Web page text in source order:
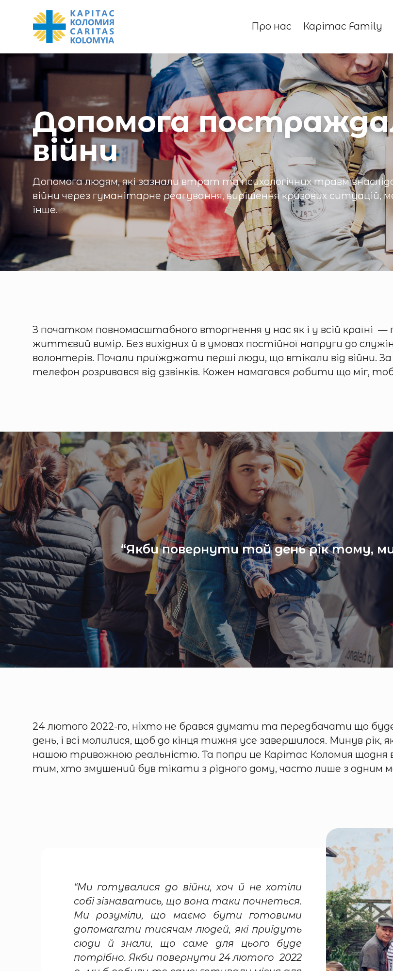
Про нас Карітас Family
Допомога
війни
Допомога людям, які зазнали втрат та психологічних травм
війни через гуманітарне реагування, вирішення кризових
інше.
З початком повномасштабного вторгнення у нас як і у всій країні —
життєвий вимір. Без вихідних й в умовах постійної напруги до
волонтерів. Почали приїжджати перші люди, що втікали від війни. За
телефон розривався від дзвінків. Кожен намагався робити що міг,
“Якби повернути той день рік тому,
24 лютого 2022-го, ніхто не брався думати та передбачати що буде
день, і всі молилися, щоб до кінця тижня усе завершилося. Минув рік,
нашою тривожною реальністю. Та попри це Карітас Коломия щодня
тим, хто змушений був тікати з рідного дому, часто лише з одним
“Ми готувалися до війни, хоч й не хотіли
собі зізнаватись, що вона таки почнеться.
Ми розуміли, що маємо бути готовими
допомагати тисячам людей, які приїдуть
сюди й знали, що саме для цього буде
потрібно. Якби повернути 24 лютого 2022